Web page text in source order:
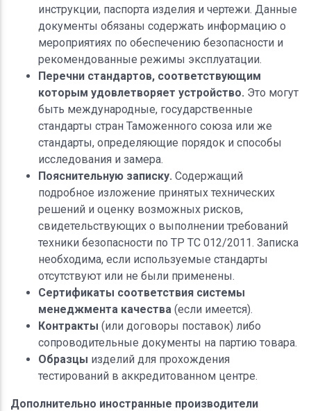
инструкции, паспорта изделия и чертежи. Данные
документы обязаны содержать информацию о
мероприятиях по обеспечению безопасности и
рекомендованные режимы эксплуатации.
Перечни стандартов, соответствующим
которым удовлетворяет устройство. Это могут
быть международные, государственные
стандарты стран Таможенного союза или же
стандарты, определяющие порядок и способы
исследования и замера.
Пояснительную записку. Содержащий
подробное изложение принятых технических
решений и оценку возможных рисков,
свидетельствующих о выполнении требований
техники безопасности по ТР ТС 012/2011. Записка
необходима, если используемые стандарты
отсутствуют или не были применены.
Сертификаты соответствия системы
менеджмента качества (если имеется).
Контракты (или договоры поставок) либо
сопроводительные документы на партию товара.
Образцы изделий для прохождения
тестирований в аккредитованном центре.
Дополнительно иностранные производители